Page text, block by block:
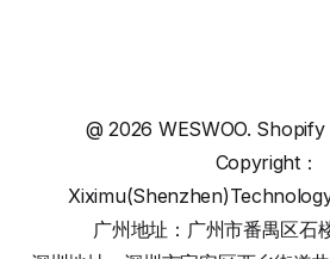
@2026 WESWOO.
Copyright：
广州地址：广州市番禺区石